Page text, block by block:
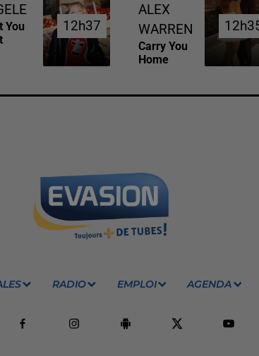
You
12h37
12h37
ALEX
WARREN
Carry You
Home
RADIO EMPLOI AGENDA